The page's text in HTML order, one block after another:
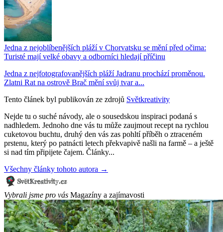
Jedna z nejoblíbenějších pláží v Chorvatsku se mění před očima:
Turisté mají velké obavy a odborníci hledají příčinu
Jedna z nejfotografovanějších pláží Jadranu prochází proměnou.
Zlatni Rat na ostrově Brač mění svůj tvar a...
Tento článek byl publikován ze zdrojů Světkreativity
Nejde tu o suché návody, ale o sousedskou inspiraci podaná s
nadhledem. Jednoho dne vás tu může zaujmout recept na rychlou
cuketovou buchtu, druhý den vás zas pohltí příběh o ztraceném
prstenu, který po patnácti letech překvapivě našli na farmě – a ještě
si nad tím připijete čajem. Články...
Všechny články tohoto autora →
Vybrali jsme pro vás Magazíny a zajímavosti